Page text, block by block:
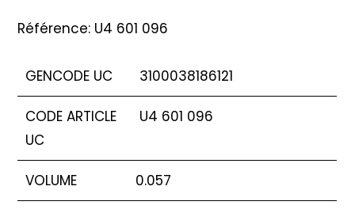
Référence: U4 601 096
GENCODE UC 3100038186121
CODE ARTICLE
UC
U4 601 096
VOLUME 0.057